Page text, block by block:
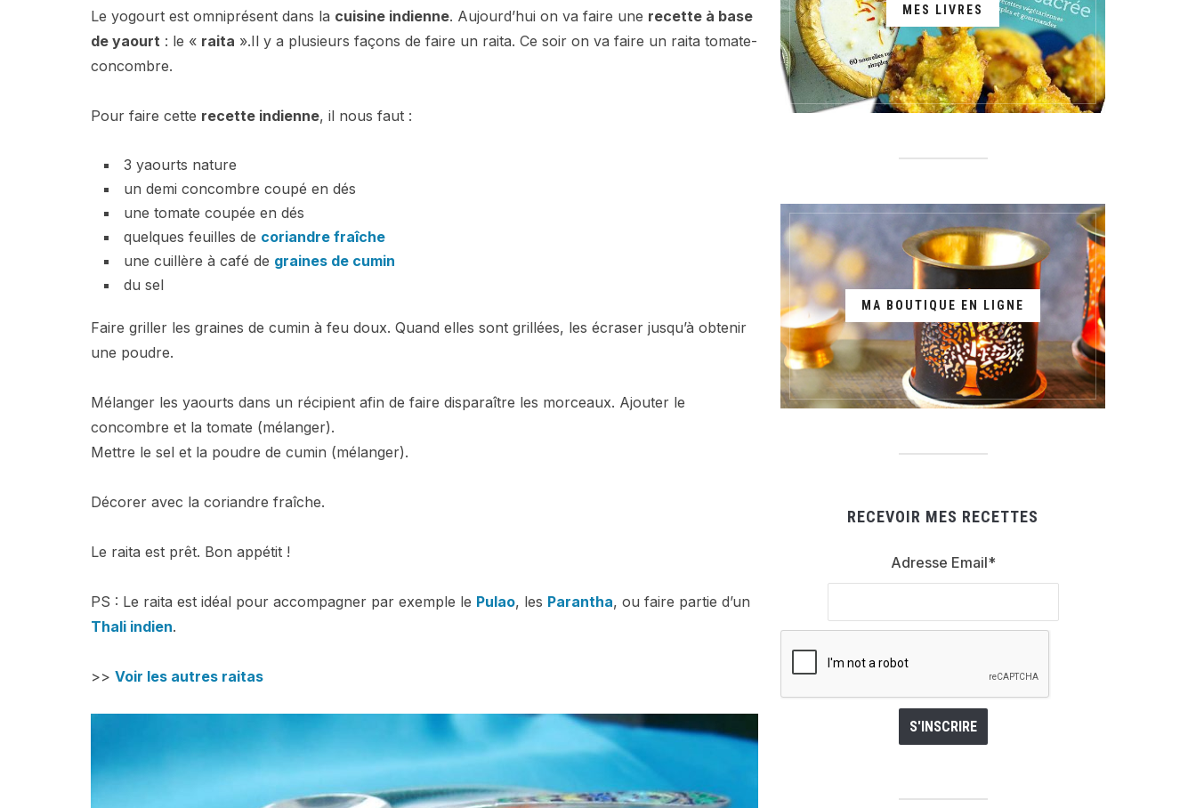
Le yogourt est omniprésent dans la cuisine indienne. Aujourd’hui on va faire une recette à base
de yaourt : le « raita ».Il y a plusieurs façons de faire un raita. Ce soir on va faire un raita tomate-
concombre.
Pour faire cette recette indienne, il nous faut :
3 yaourts nature
un demi concombre coupé en dés
une tomate coupée en dés
quelques feuilles de coriandre fraîche
une cuillère à café de graines de cumin
du sel
Faire griller les graines de cumin à feu doux. Quand elles sont grillées, les écraser jusqu’à obtenir
une poudre.
Mélanger les yaourts dans un récipient afin de faire disparaître les morceaux. Ajouter le
concombre et la tomate (mélanger).
Mettre le sel et la poudre de cumin (mélanger).
Décorer avec la coriandre fraîche.
Le raita est prêt. Bon appétit !
PS : Le raita est idéal pour accompagner par exemple le Pulao, les Parantha, ou faire partie d’un
Thali indien.
>> Voir les autres raitas
MES LIVRES
MA BOUTIQUE EN LIGNE
RECEVOIR MES RECETTES
Adresse Email*